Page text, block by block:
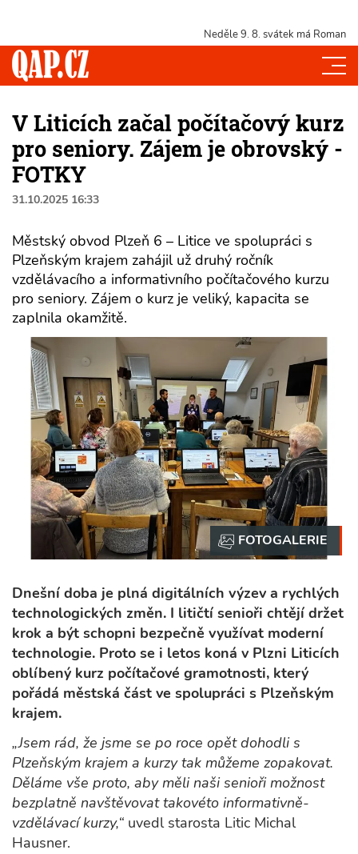
Neděle 9. 8. svátek má Roman
V Liticích začal počítačový kurz
pro seniory. Zájem je obrovský -
FOTKY
31.10.2025 16:33
Městský obvod Plzeň 6 – Litice ve spolupráci s
Plzeňským krajem zahájil už druhý ročník
vzdělávacího a informativního počítačového kurzu
pro seniory. Zájem o kurz je veliký, kapacita se
zaplnila okamžitě.
Dnešní doba je plná digitálních výzev a rychlých
technologických změn. I litičtí senioři chtějí držet
krok a být schopni bezpečně využívat moderní
technologie. Proto se i letos koná v Plzni Liticích
oblíbený kurz počítačové gramotnosti, který
pořádá městská část ve spolupráci s Plzeňským
krajem.
„Jsem rád, že jsme se po roce opět dohodli s
Plzeňským krajem a kurzy tak můžeme zopakovat.
Děláme vše proto, aby měli naši senioři možnost
bezplatně navštěvovat takovéto informativně-
vzdělávací kurzy,“ uvedl starosta Litic Michal
Hausner.